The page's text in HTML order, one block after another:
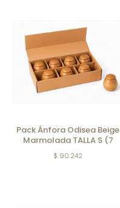
Pack Ánfora Odisea Beige
Marmolada TALLA S (7
unidades)
$ 90.242